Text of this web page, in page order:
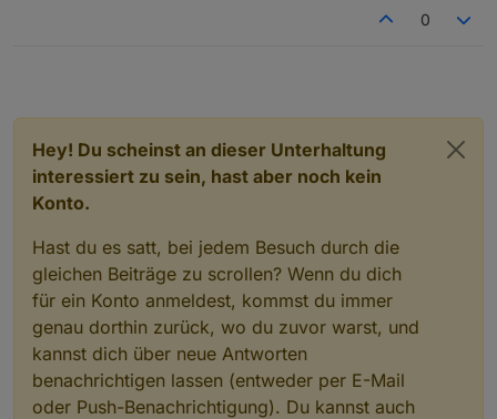
0
Hey! Du scheinst an dieser Unterhaltung
interessiert zu sein, hast aber noch kein
Konto.
Hast du es satt, bei jedem Besuch durch die
gleichen Beiträge zu scrollen? Wenn du dich
für ein Konto anmeldest, kommst du immer
genau dorthin zurück, wo du zuvor warst, und
kannst dich über neue Antworten
benachrichtigen lassen (entweder per E-Mail
oder Push-Benachrichtigung). Du kannst auch